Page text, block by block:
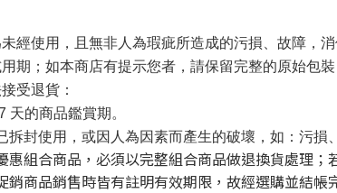
經使用，且無非人為瑕疵所造成的污損、故障，
期；如本商店有提示您者， 請保留完整的原始包
受退貨：
天的商品鑑賞期。
拆封使用，或因人為因素而產生的破壞，如：污損
惠組合商品，必須以完整組合商品做退換貨處理
銷商品銷售時皆有註明有效期限，故經選購並結帳